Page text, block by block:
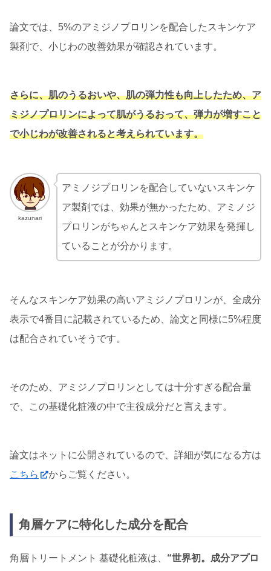
論文では、5%のアミジノプロリンを配合したスキンケア
製剤で、小じわの改善効果が確認されています。
さらに、肌のうるおいや、肌の弾力性も向上したため、ア
ミジノプロリンによって肌がうるおって、弾力が増すこと
で小じわが改善されると考えられています。
kazunari
アミノジプロリンを配合していないスキンケ
ア製剤では、効果が無かったため、アミノジ
プロリンがちゃんとスキンケア効果を発揮し
ていることが分かります。
そんなスキンケア効果の高いアミジノプロリンが、全成分
表示で4番目に記載されているため、論文と同様に5%程度
は配合されていそうです。
そのため、アミジノプロリンとしては十分すぎる配合量
で、この基礎化粧液の中で主役成分だと言えます。
論文はネットに公開されているので、詳細が気になる方は
こちら
からご覧ください。
角層ケアに特化した成分を配合
角層トリートメント 基礎化粧液は、 “世界初。成分アプロ